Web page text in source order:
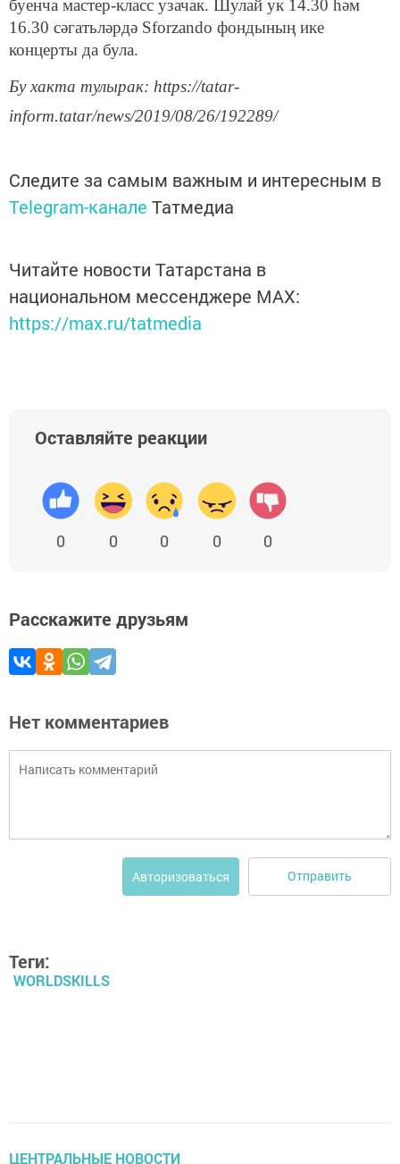
буенча мастер-класс узачак. Шулай ук 14.30 һәм
16.30 сәгатьләрдә Sforzando фондының ике
концерты да була.
Бу хакта тулырак: https://tatar-
inform.tatar/news/2019/08/26/192289/
Следите за самым важным и интересным в
Telegram-канале Татмедиа
Читайте новости Татарстана в
национальном мессенджере MАХ:
https://max.ru/tatmedia
Оставляйте реакции
0 0 0 0 0
Расскажите друзьям
Нет комментариев
Авторизоваться Отправить
Теги:
WORLDSKILLS
ЦЕНТРАЛЬНЫЕ НОВОСТИ